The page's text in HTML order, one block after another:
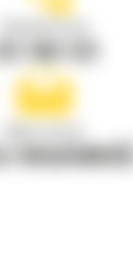
Zadzwoń do nas
122 100 122
Napisz do nas
WIADOMOŚĆ